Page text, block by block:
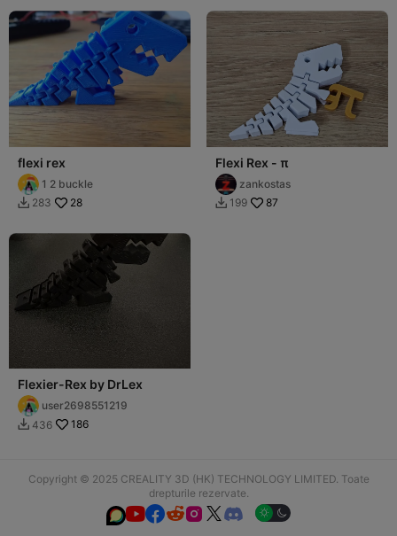
flexi rex
1 2 buckle
 283 28
Flexi Rex - π
zankostas
 199 87
Flexier-Rex by DrLex
user2698551219
 436 186
Copyright © 2025 CREALITY 3D (HK) TECHNOLOGY LIMITED. Toate
drepturile rezervate.
  